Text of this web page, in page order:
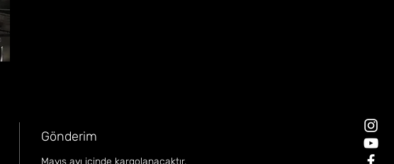
Gönderim
Mayıs ayı içinde kargolanacaktır.